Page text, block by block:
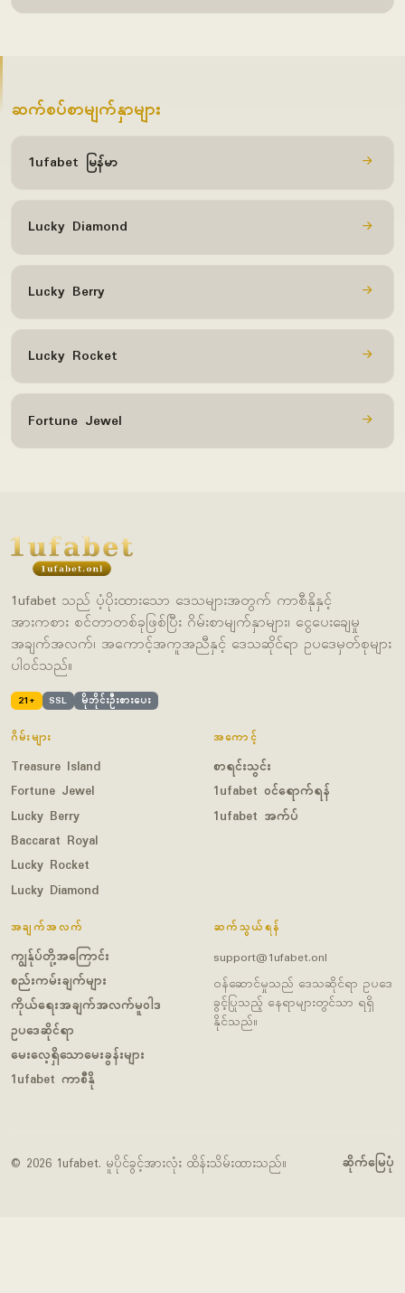
ဆက်စပ်စာမျက်နှာများ
1ufabet မြန်မာ
Lucky Diamond
Lucky Berry
Lucky Rocket
Fortune Jewel
1ufabet သည် ပံ့ပိုးထားသော ဒေသများအတွက် ကာစီနိုနှင့်
အားကစား စင်တာတစ်ခုဖြစ်ပြီး ဂိမ်းစာမျက်နှာများ၊ ငွေပေးချေမှု
အချက်အလက်၊ အကောင့်အကူအညီနှင့် ဒေသဆိုင်ရာ ဥပဒေမှတ်စုများ
ပါဝင်သည်။
21+ SSL မိုဘိုင်းဦးစားပေး
ဂိမ်းများ
Treasure Island
Fortune Jewel
Lucky Berry
Baccarat Royal
Lucky Rocket
Lucky Diamond
အကောင့်
စာရင်းသွင်း
1ufabet ဝင်ရောက်ရန်
1ufabet အက်ပ်
အချက်အလက်
ကျွန်ုပ်တို့အကြောင်း
စည်းကမ်းချက်များ
ကိုယ်ရေးအချက်အလက်မူဝါဒ
ဥပဒေဆိုင်ရာ
မေးလေ့ရှိသောမေးခွန်းများ
1ufabet ကာစီနို
ဆက်သွယ်ရန်
support@1ufabet.onl
ဝန်ဆောင်မှုသည် ဒေသဆိုင်ရာ ဥပဒေ
ခွင့်ပြုသည့် နေရာများတွင်သာ ရရှိ
နိုင်သည်။
© 2026 1ufabet. မူပိုင်ခွင့်အားလုံး ထိန်းသိမ်းထားသည်။ ဆိုက်မြေပုံ